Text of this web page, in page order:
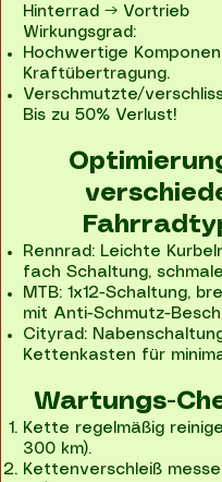
Hinterrad → Vortrieb
Wirkungsgrad:
Hochwertige
Kraftübertragung.
Verschmutzte/
Bis zu 50% Verlust!
Rennrad: Leichte
fach Schaltung,
MTB: 1x12-Schaltung,
mit Anti-Schmutz-
Cityrad:
Kettenkasten für
Wartungs-
Kette regelmäßig
300 km).
Kettenverschleiß